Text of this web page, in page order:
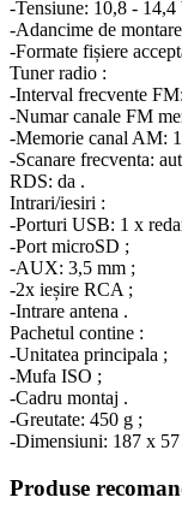
-Tensiune: 10,8 - 14,4
-Adancime de
-Formate fișiere
Tuner radio :
-Interval frecvente
-Numar canale FM
-Memorie canal AM:
-Scanare frecventa:
RDS: da .
Intrari/iesiri :
-Porturi USB: 1 x
-Port microSD ;
-AUX: 3,5 mm ;
-2x ieșire RCA ;
-Intrare antena .
Pachetul contine :
-Unitatea principala ;
-Mufa ISO ;
-Cadru montaj .
-Greutate: 450 g ;
-Dimensiuni: 187 x
Produse